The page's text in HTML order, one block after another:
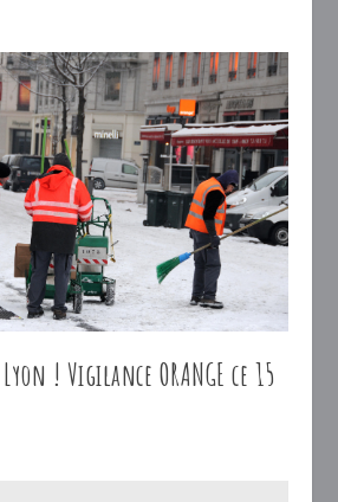
! Vigilance ORANGE ce 15